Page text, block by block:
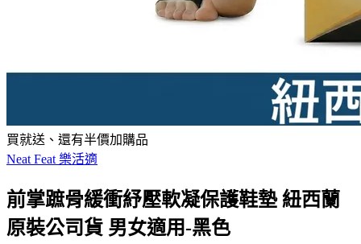
買就送、還有半價加購品
Neat Feat 樂活適
前掌蹠骨緩衝紓壓軟凝保護鞋墊 紐西蘭
原裝公司貨 男女適用-黑色